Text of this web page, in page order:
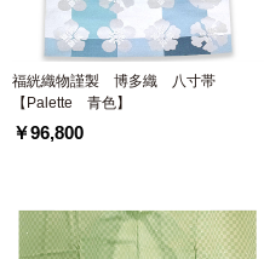
福絖織物謹製 博多織 八寸帯
【Palette 青色】
￥96,800